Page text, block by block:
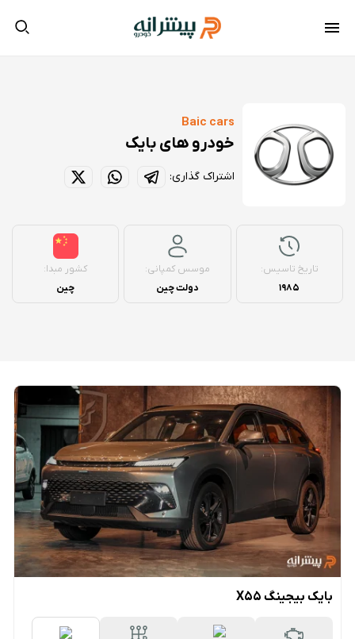
Baic cars
خودرو های بایک
اشتراک گذاری:
تاریخ تاسیس:
1985
موسس کمپانی:
دولت چین
کشور مبدا:
چین
بایک بیجینگ X55